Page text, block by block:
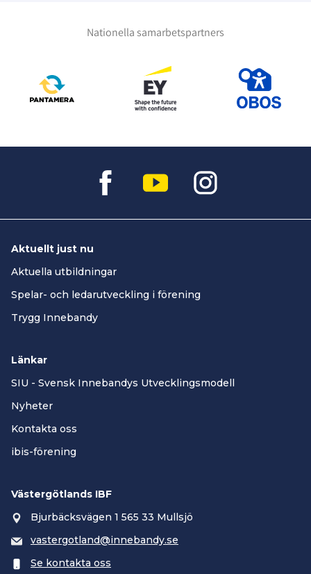
Nationella samarbetspartners
Aktuellt just nu
Aktuella utbildningar
Spelar- och ledarutveckling i förening
Trygg Innebandy
Länkar
SIU - Svensk Innebandys Utvecklingsmodell
Nyheter
Kontakta oss
ibis-förening
Västergötlands IBF
Bjurbäcksvägen 1 565 33 Mullsjö
vastergotland@innebandy.se
Se kontakta oss